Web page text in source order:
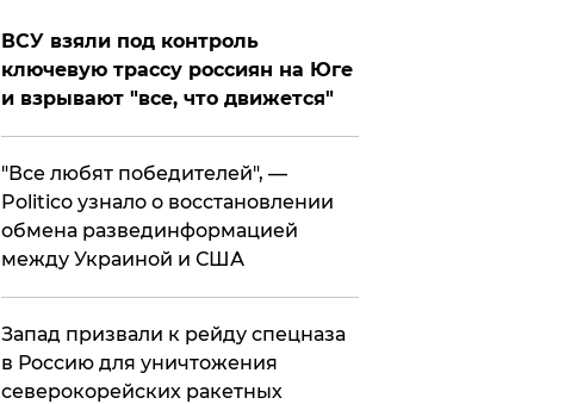
ВСУ взяли под контроль
ключевую трассу россиян на Юге
и взрывают "все, что движется"
​"Все любят победителей", —
Politico узнало о восстановлении
обмена развединформацией
между Украиной и США
Запад призвали к рейду спецназа
в Россию для уничтожения
северокорейских ракетных